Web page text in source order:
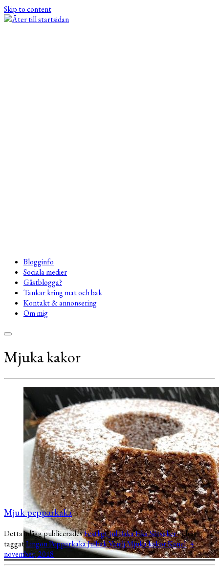
Skip to content
Blogginfo
Sociala medier
Gästblogga?
Tankar kring mat och bak
Kontakt & annonsering
Om mig
Mjuka kakor
Mjuk pepparkaka
Detta inlägg publiceradesFestligtJulBakaFikaSötsakeroch är
taggat LingonPepparkakaJulbakVaniljMjuka kakorKanel.4
november, 2018